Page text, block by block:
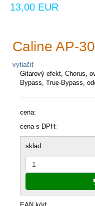
13,00 EUR
Caline AP-
vytlačiť
Gitarový efekt, Chorus,
Bypass, True-Bypass,
cena:
cena s DPH:
sklad: